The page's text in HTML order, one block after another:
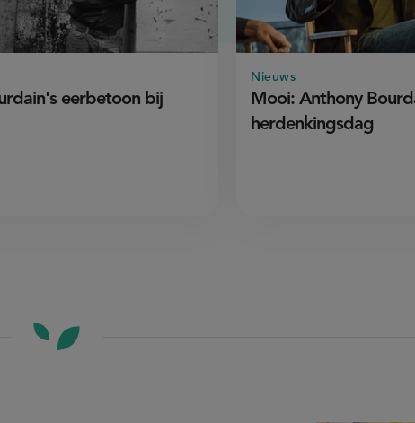
eerbetoon bij
Mooi: Anthony
herdenkingsdag
Nieuws